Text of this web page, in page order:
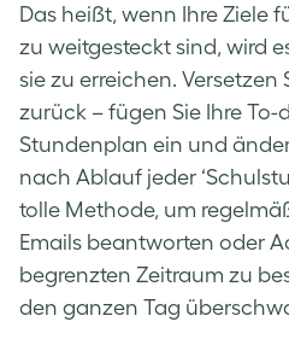
Das heißt, wenn Ihre Ziele
zu weitgesteckt sind, wird
sie zu erreichen. Versetzen
zurück – fügen Sie Ihre To-
Stundenplan ein und
nach Ablauf jeder
tolle Methode, um
Emails beantworten oder
begrenzten Zeitraum zu
den ganzen Tag